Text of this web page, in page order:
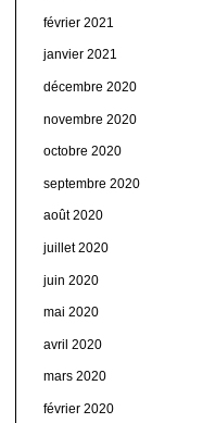
février 2021
janvier 2021
décembre 2020
novembre 2020
octobre 2020
septembre 2020
août 2020
juillet 2020
juin 2020
mai 2020
avril 2020
mars 2020
février 2020